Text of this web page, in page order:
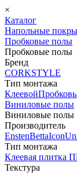
×
Каталог
Напольные
Пробковые полы
Пробковые полы
Бренд
CORKSTYLE
Тип монтажа
Клеевой
Виниловые полы
Виниловые полы
Производитель
EnstenBettaIcon
Тип монтажа
Клеевая плитка
Текстура